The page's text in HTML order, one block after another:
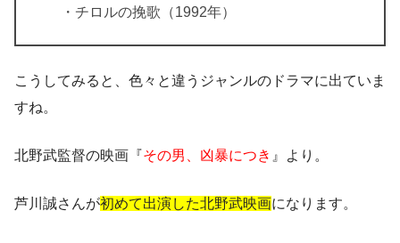
・チロルの挽歌（1992年）
こうしてみると、色々と違うジャンルのドラマに出ていま
すね。
北野武監督の映画『その男、凶暴につき 』より。
芦川誠さんが初めて出演した北野武映画になります。